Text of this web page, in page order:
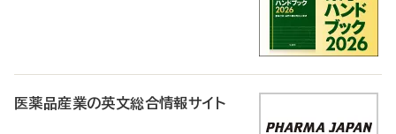
医薬品産業の英文総合情報サイト